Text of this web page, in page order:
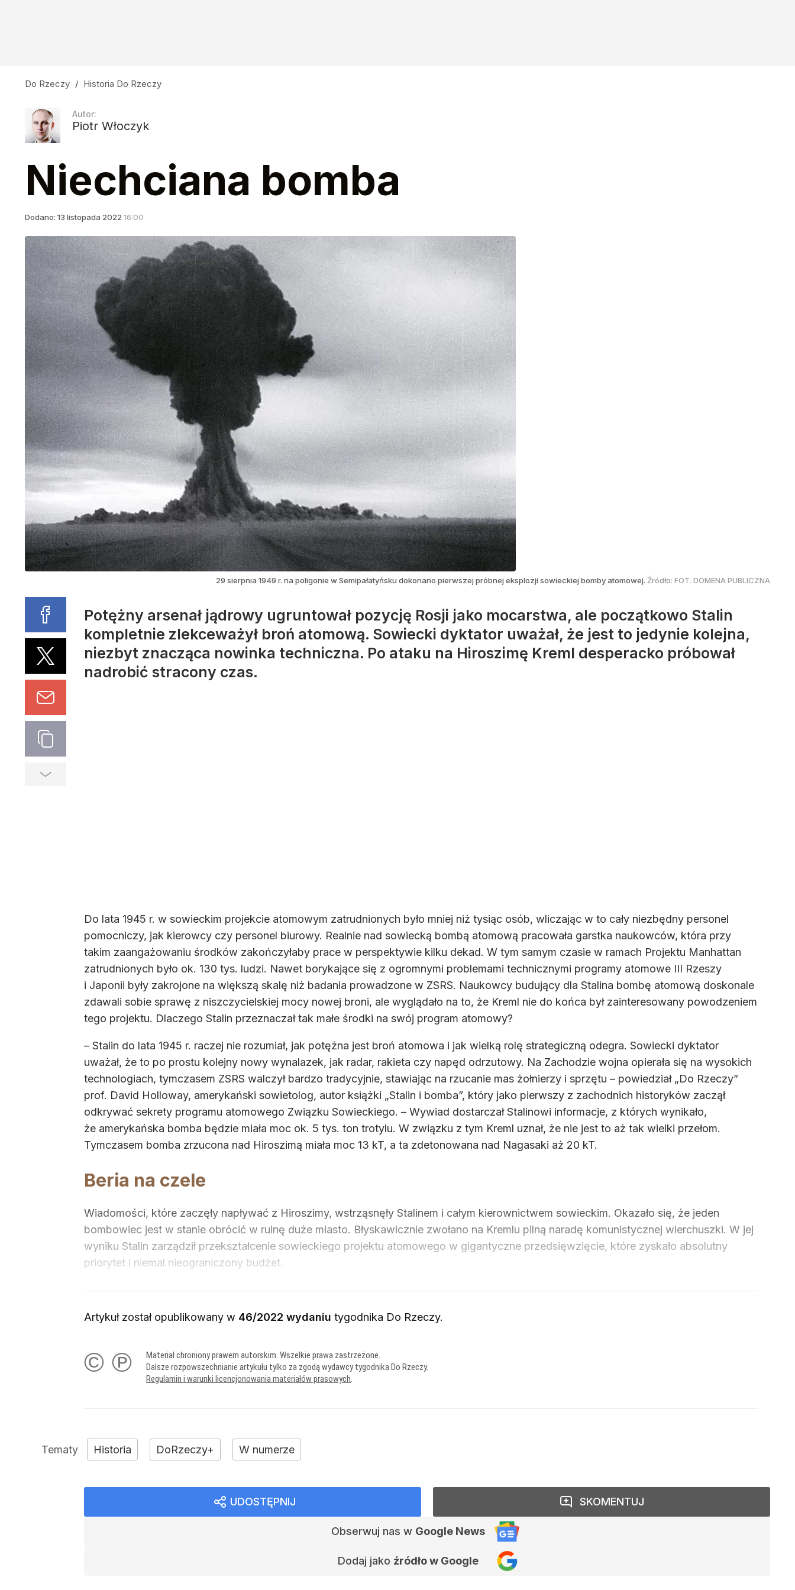
Do Rzeczy / Historia Do Rzeczy
Autor:
Piotr Włoczyk
Niechciana bomba
Dodano: 13 listopada 2022 16:00
29 sierpnia 1949 r. na poligonie w Semipałatyńsku dokonano pierwszej próbnej eksplozji sowieckiej bomby atomowej. Źródło: FOT. DOMENA PUBLICZNA
Potężny arsenał jądrowy ugruntował pozycję Rosji jako mocarstwa, ale początkowo Stalin
kompletnie zlekceważył broń atomową. Sowiecki dyktator uważał, że jest to jedynie kolejna,
niezbyt znacząca nowinka techniczna. Po ataku na Hiroszimę Kreml desperacko próbował
nadrobić stracony czas.
Do lata 1945 r. w sowieckim projekcie atomowym zatrudnionych było mniej niż tysiąc osób, wliczając w to cały niezbędny personel
pomocniczy, jak kierowcy czy personel biurowy. Realnie nad sowiecką bombą atomową pracowała garstka naukowców, która przy
takim zaangażowaniu środków zakończyłaby prace w perspektywie kilku dekad. W tym samym czasie w ramach Projektu Manhattan
zatrudnionych było ok. 130 tys. ludzi. Nawet borykające się z ogromnymi problemami technicznymi programy atomowe III Rzeszy
i Japonii były zakrojone na większą skalę niż badania prowadzone w ZSRS. Naukowcy budujący dla Stalina bombę atomową doskonale
zdawali sobie sprawę z niszczycielskiej mocy nowej broni, ale wyglądało na to, że Kreml nie do końca był zainteresowany powodzeniem
tego projektu. Dlaczego Stalin przeznaczał tak małe środki na swój program atomowy?
– Stalin do lata 1945 r. raczej nie rozumiał, jak potężna jest broń atomowa i jak wielką rolę strategiczną odegra. Sowiecki dyktator
uważał, że to po prostu kolejny nowy wynalazek, jak radar, rakieta czy napęd odrzutowy. Na Zachodzie wojna opierała się na wysokich
technologiach, tymczasem ZSRS walczył bardzo tradycyjnie, stawiając na rzucanie mas żołnierzy i sprzętu – powiedział „Do Rzeczy”
prof. David Holloway, amerykański sowietolog, autor książki „Stalin i bomba”, który jako pierwszy z zachodnich historyków zaczął
odkrywać sekrety programu atomowego Związku Sowieckiego. – Wywiad dostarczał Stalinowi informacje, z których wynikało,
że amerykańska bomba będzie miała moc ok. 5 tys. ton trotylu. W związku z tym Kreml uznał, że nie jest to aż tak wielki przełom.
Tymczasem bomba zrzucona nad Hiroszimą miała moc 13 kT, a ta zdetonowana nad Nagasaki aż 20 kT.
Beria na czele
Wiadomości, które zaczęły napływać z Hiroszimy, wstrząsnęły Stalinem i całym kierownictwem sowieckim. Okazało się, że jeden
bombowiec jest w stanie obrócić w ruinę duże miasto. Błyskawicznie zwołano na Kremlu pilną naradę komunistycznej wierchuszki. W jej
wyniku Stalin zarządził przekształcenie sowieckiego projektu atomowego w gigantyczne przedsięwzięcie, które zyskało absolutny
priorytet i niemal nieograniczony budżet.
Artykuł został opublikowany w 46/2022 wydaniu tygodnika Do Rzeczy.
© ℗
Materiał chroniony prawem autorskim. Wszelkie prawa zastrzeżone.
Dalsze rozpowszechnianie artykułu tylko za zgodą wydawcy tygodnika Do Rzeczy.
Regulamin i warunki licencjonowania materiałów prasowych.
Historia DoRzeczy+ W numerze
UDOSTĘPNIJ
Obserwuj nas w Google News
Dodaj jako źródło w Google
SKOMENTUJ